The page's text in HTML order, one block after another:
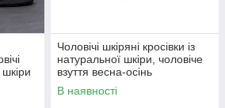
шкіри
Чоловічі шкіряні кросівки із
натуральної шкіри, чоловіче
взуття весна-осінь
В наявності